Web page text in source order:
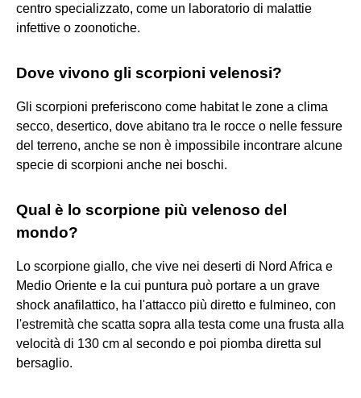
centro specializzato, come un laboratorio di malattie
infettive o zoonotiche.
Dove vivono gli scorpioni velenosi?
Gli scorpioni preferiscono come habitat le zone a clima
secco, desertico, dove abitano tra le rocce o nelle fessure
del terreno, anche se non è impossibile incontrare alcune
specie di scorpioni anche nei boschi.
Qual è lo scorpione più velenoso del
mondo?
Lo scorpione giallo, che vive nei deserti di Nord Africa e
Medio Oriente e la cui puntura può portare a un grave
shock anafilattico, ha l'attacco più diretto e fulmineo, con
l'estremità che scatta sopra alla testa come una frusta alla
velocità di 130 cm al secondo e poi piomba diretta sul
bersaglio.